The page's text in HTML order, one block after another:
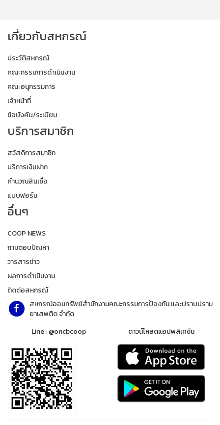
เกี่ยวกับสหกรณ์
ประวัติสหกรณ์
คณะกรรมการดำเนินงาน
คณะอนุกรรมการ
เจ้าหน้าที่
ข้อบังคับ/ระเบียบ
บริการสมาชิก
สวัสดิการสมาชิก
บริการเงินฝาก
คำนวณสินเชื่อ
แบบฟอร์ม
อื่นๆ
COOP NEWS
ถามตอบปัญหา
วารสารข่าว
ผลการดำเนินงาน
ติดต่อสหกรณ์
สหกรณ์ออมทรัพย์สำนักงานคณะกรรมการป้องกัน และปราบปราม
ยาเสพติด จำกัด
Line : @oncbcoop
ดาวน์โหลดแอปพลิเคชัน